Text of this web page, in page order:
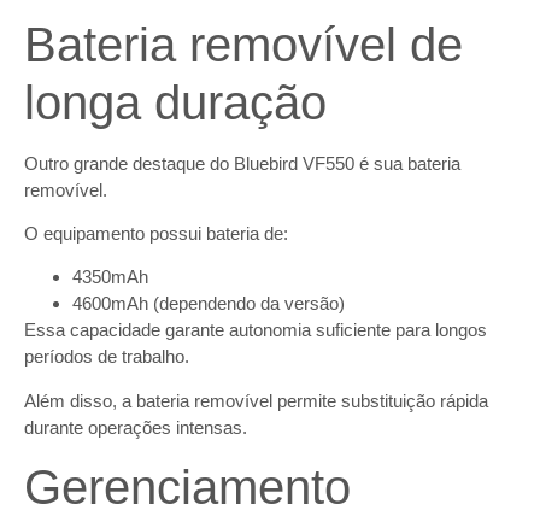
Bateria removível de
longa duração
Outro grande destaque do Bluebird VF550 é sua bateria
removível.
O equipamento possui bateria de:
4350mAh
4600mAh (dependendo da versão)
Essa capacidade garante autonomia suficiente para longos
períodos de trabalho.
Além disso, a bateria removível permite substituição rápida
durante operações intensas.
Gerenciamento